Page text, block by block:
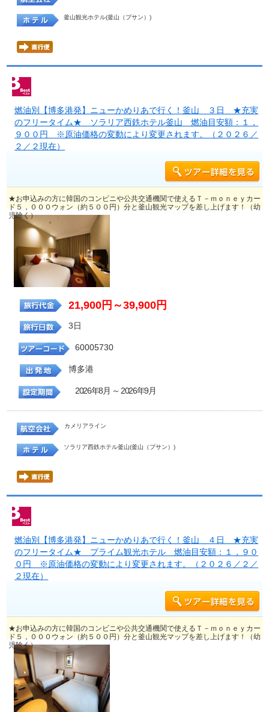
釜山観光ホテル(釜山（プサン）)
燃油別【博多港発】ニューかめりあで行く！釜山 ３日 ★充実
のフリータイム★ ソラリア西鉄ホテル釜山 燃油目安額：１，
９００円 ※原油価格の変動により変更されます。（２０２６／
２／２現在）
★お申込みの方に韓国のコンビニや公共交通機関で使えるＴ－ｍｏｎｅｙカー
ド５，０００ウォン（約５００円）分と釜山観光マップを差し上げます！（幼
児除く）
21,900円～39,900円
3日
60005730
博多港
2026年8月 ～ 2026年9月
カメリアライン
ソラリア西鉄ホテル釜山(釜山（プサン）)
燃油別【博多港発】ニューかめりあで行く！釜山 ４日 ★充実
のフリータイム★ プライム観光ホテル 燃油目安額：１，９０
０円 ※原油価格の変動により変更されます。（２０２６／２／
２現在）
★お申込みの方に韓国のコンビニや公共交通機関で使えるＴ－ｍｏｎｅｙカー
ド５，０００ウォン（約５００円）分と釜山観光マップを差し上げます！（幼
児除く）